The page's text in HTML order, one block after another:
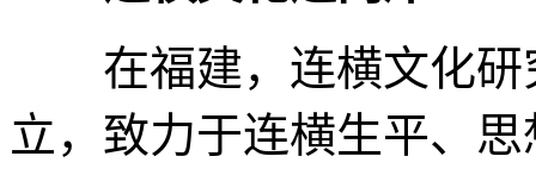
在福建，连横文化研
立，致力于连横生平、